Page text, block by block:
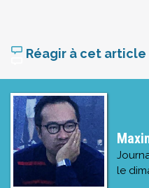
Réagir à cet article
le